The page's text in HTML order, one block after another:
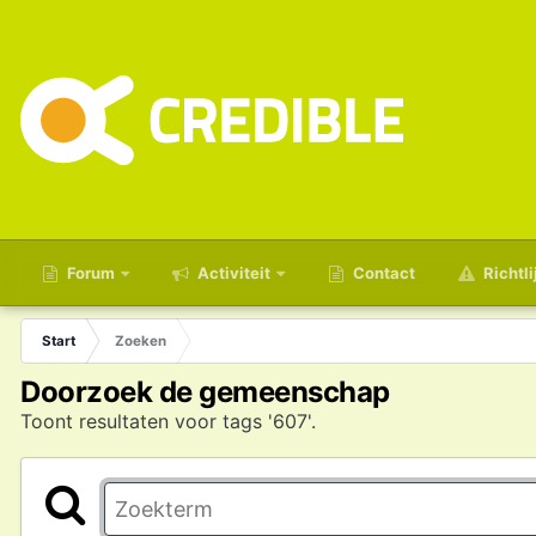
Forum Activiteit Contact
Start Zoeken
Doorzoek de gemeenschap
Toont resultaten voor tags '607'.